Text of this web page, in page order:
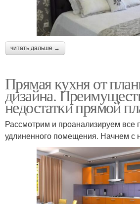
читать дальше →
Прямая кухня от
дизайна.
недостатки прямой
Рассмотрим и проанализируем
удлиненного помещения. Начнем с